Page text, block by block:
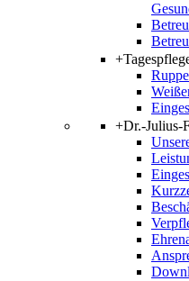
+
+Dr.-Julius-